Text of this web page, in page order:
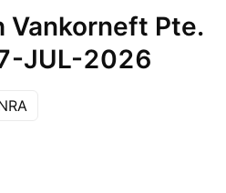
Vankorneft Pte.
JUL-2026